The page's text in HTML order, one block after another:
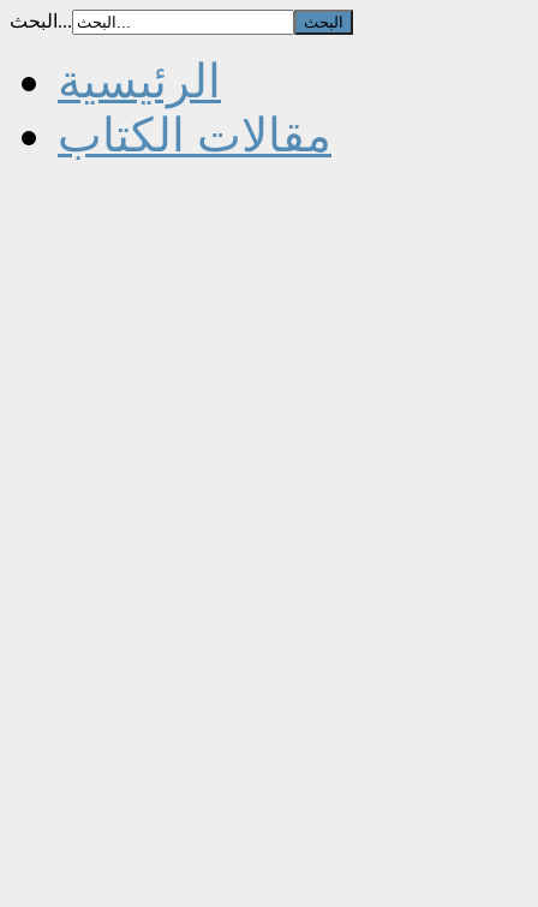
البحث...
الرئيسية
مقالات الكتاب